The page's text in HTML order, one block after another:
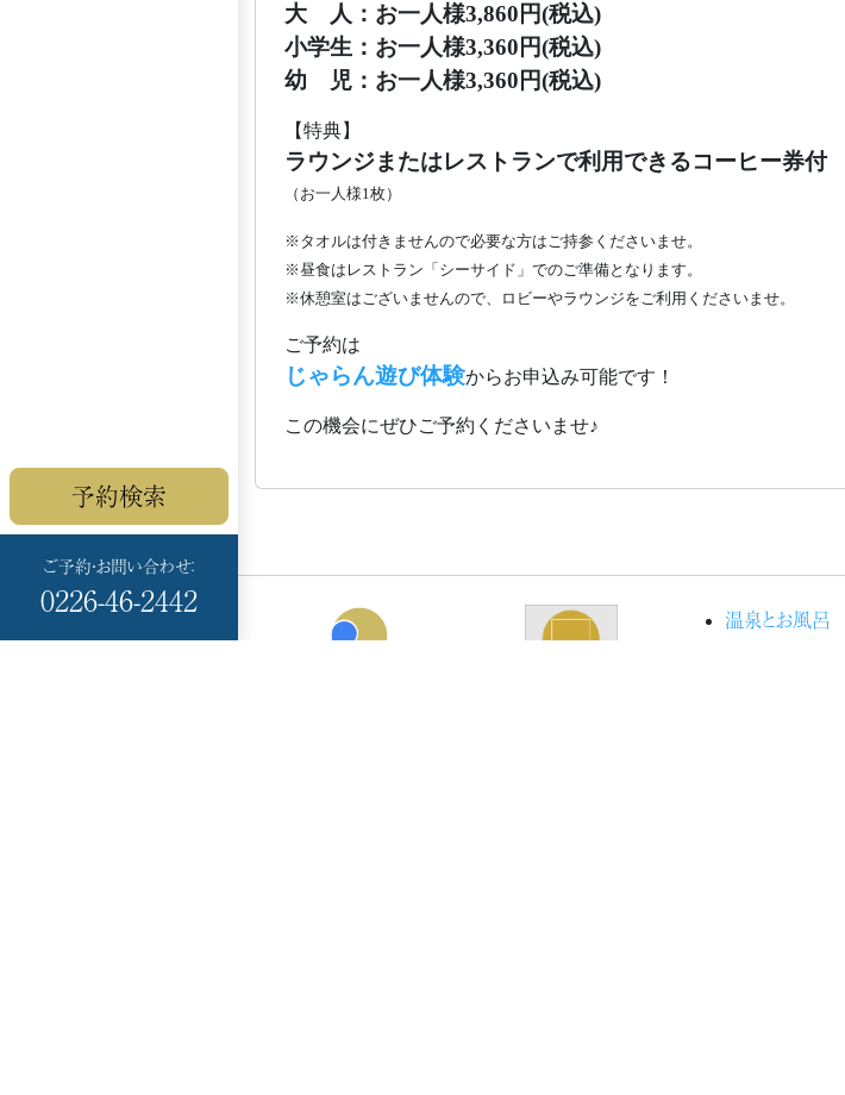
予約検索
ご予約・お問い合わせ：
0226-46-2442
大 人：お一人様3,860円(税込)
小学生：お一人様3,360円(税込)
幼 児：お一人様3,360円(税込)
【特典】
ラウンジまたはレストランで利用できるコーヒー券付
（お一人様1枚）
※タオルは付きませんので必要な方はご持参くださいませ。
※昼食はレストラン「シーサイド」でのご準備となります。
※休憩室はございませんので、ロビーやラウンジをご利用くださいませ。
ご予約は
じゃらん遊び体験からお申込み可能です！
この機会にぜひご予約くださいませ♪
温泉とお風呂